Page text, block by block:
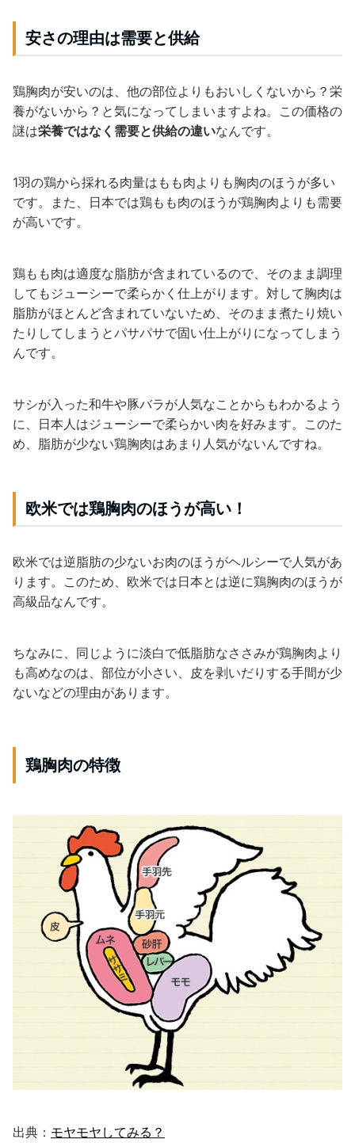
安さの理由は需要と供給
鶏胸肉が安いのは、他の部位よりもおいしくないから？栄
養がないから？と気になってしまいますよね。この価格の
謎は栄養ではなく需要と供給の違いなんです。
1羽の鶏から採れる肉量はもも肉よりも胸肉のほうが多い
です。また、日本では鶏もも肉のほうが鶏胸肉よりも需要
が高いです。
鶏もも肉は適度な脂肪が含まれているので、そのまま調理
してもジューシーで柔らかく仕上がります。対して胸肉は
脂肪がほとんど含まれていないため、そのまま煮たり焼い
たりしてしまうとパサパサで固い仕上がりになってしまう
んです。
サシが入った和牛や豚バラが人気なことからもわかるよう
に、日本人はジューシーで柔らかい肉を好みます。このた
め、脂肪が少ない鶏胸肉はあまり人気がないんですね。
欧米では鶏胸肉のほうが高い！
欧米では逆脂肪の少ないお肉のほうがヘルシーで人気があ
ります。このため、欧米では日本とは逆に鶏胸肉のほうが
高級品なんです。
ちなみに、同じように淡白で低脂肪なささみが鶏胸肉より
も高めなのは、部位が小さい、皮を剥いだりする手間が少
ないなどの理由があります。
鶏胸肉の特徴
出典： モヤモヤしてみる？